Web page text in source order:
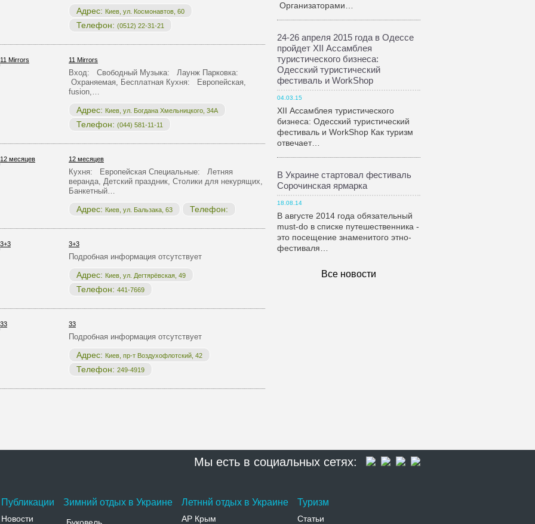
Адрес: Киев, ул. Космонавтов, 60
Телефон: (0512) 22-31-21
11 Mirrors
Вход: Свободный Музыка: Лаунж Парковка:
Охраняемая, Бесплатная Кухня: Европейская,
fusion,…
Адрес: Киев, ул. Богдана Хмельницкого, 34А
Телефон: (044) 581-11-11
12 месяцев
Кухня: Европейская Специальные: Летняя
веранда, Детский праздник, Столики для некурящих,
Банкетный…
Адрес: Киев, ул. Бальзака, 63 Телефон:
3+3
Подробная информация отсутствует
Адрес: Киев, ул. Дегтярёвская, 49
Телефон: 441-7669
33
Подробная информация отсутствует
Адрес: Киев, пр-т Воздухофлотский, 42
Телефон: 249-4919
Организаторами…
24-26 апреля 2015 года в Одессе
пройдет XII Ассамблея
туристического бизнеса:
Одесский туристический
фестиваль и WorkShop
04.03.15
XII Ассамблея туристического
бизнеса: Одесский туристический
фестиваль и WorkShop Как туризм
отвечает…
В Украине стартовал фестиваль
Сорочинская ярмарка
18.08.14
В августе 2014 года обязательный
must-do в списке путешественника -
это посещение знаменитого этно-
фестиваля…
Все новости
Мы есть в социальных сетях:
Публикации
Новости
Зимний отдых в Украине Летннй отдых в Украине
АР Крым
Туризм
Статьи